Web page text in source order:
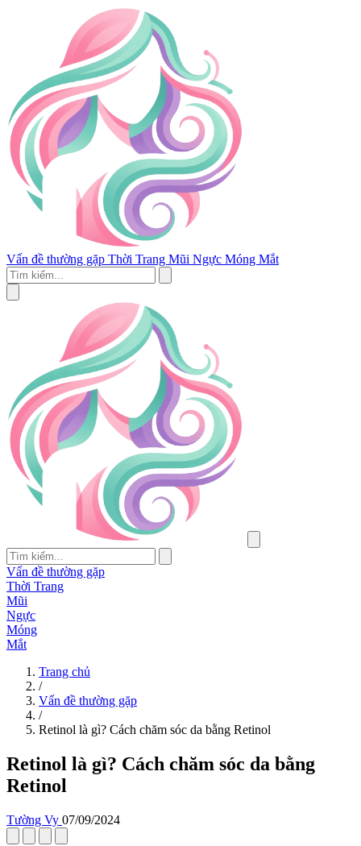
Vấn đề thường gặp Thời Trang Mũi Ngực Móng Mắt
Vấn đề thường gặp
Thời Trang
Mũi
Ngực
Móng
Mắt
Trang chủ
/
Vấn đề thường gặp
/
Retinol là gì? Cách chăm sóc da bằng Retinol
Retinol là gì? Cách chăm sóc da bằng
Retinol
Tường Vy 07/09/2024